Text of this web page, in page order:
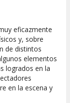
eficazmente
y, sobre
de distintos
elementos
logrados en la
en la escena y